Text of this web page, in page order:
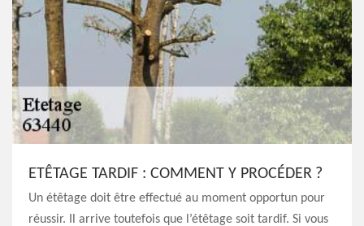
ETÊTAGE TARDIF : COMMENT Y PROCÉDER ?
Un étêtage doit être effectué au moment opportun pour
réussir. Il arrive toutefois que l’étêtage soit tardif. Si vous